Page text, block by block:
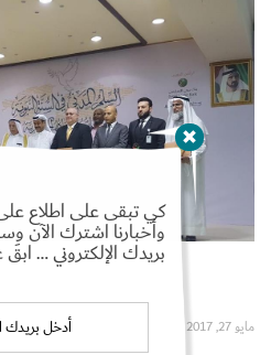
مايو 27, 2017
كي تبقى على اطلاع
وأخبارنا اشترك الآن
بريدك الإلكتروني …
Set Youtube Channel ID